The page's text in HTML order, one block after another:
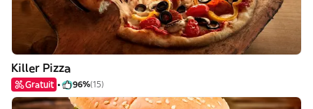
Killer Pizza
Gratuit 96%(15)